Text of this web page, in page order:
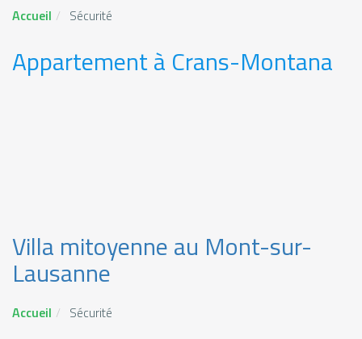
Accueil Sécurité
Appartement à Crans-Montana
Villa mitoyenne au Mont-sur-
Lausanne
Accueil Sécurité